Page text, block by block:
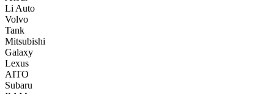
Li Auto
Volvo
Tank
Mitsubishi
Galaxy
Lexus
AITO
Subaru